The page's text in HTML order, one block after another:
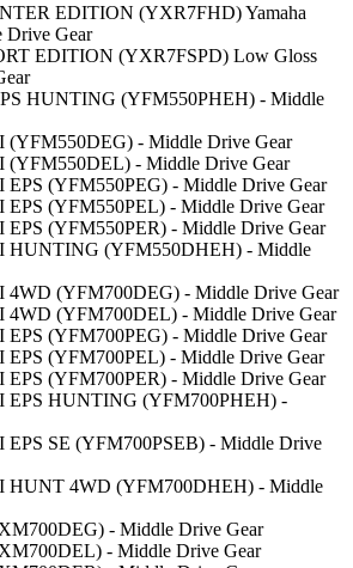
EDITION (YXR7FHD) Yamaha
Drive Gear
EDITION (YXR7FSPD) Low Gloss
HUNTING (YFM550PHEH) - Middle
(YFM550DEG) - Middle Drive Gear
(YFM550DEL) - Middle Drive Gear
EPS (YFM550PEG) - Middle Drive Gear
EPS (YFM550PEL) - Middle Drive Gear
EPS (YFM550PER) - Middle Drive Gear
HUNTING (YFM550DHEH) - Middle
4WD (YFM700DEG) - Middle Drive Gear
4WD (YFM700DEL) - Middle Drive Gear
EPS (YFM700PEG) - Middle Drive Gear
EPS (YFM700PEL) - Middle Drive Gear
EPS (YFM700PER) - Middle Drive Gear
EPS HUNTING (YFM700PHEH) -
EPS SE (YFM700PSEB) - Middle Drive
HUNT 4WD (YFM700DHEH) - Middle
- Middle Drive Gear
- Middle Drive Gear